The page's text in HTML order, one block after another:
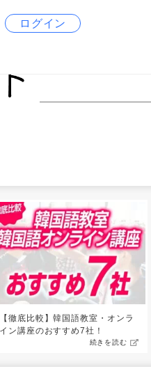
ログイン
【徹底比較】韓国語教室・オンラ
イン講座のおすすめ7社！
続きを読む